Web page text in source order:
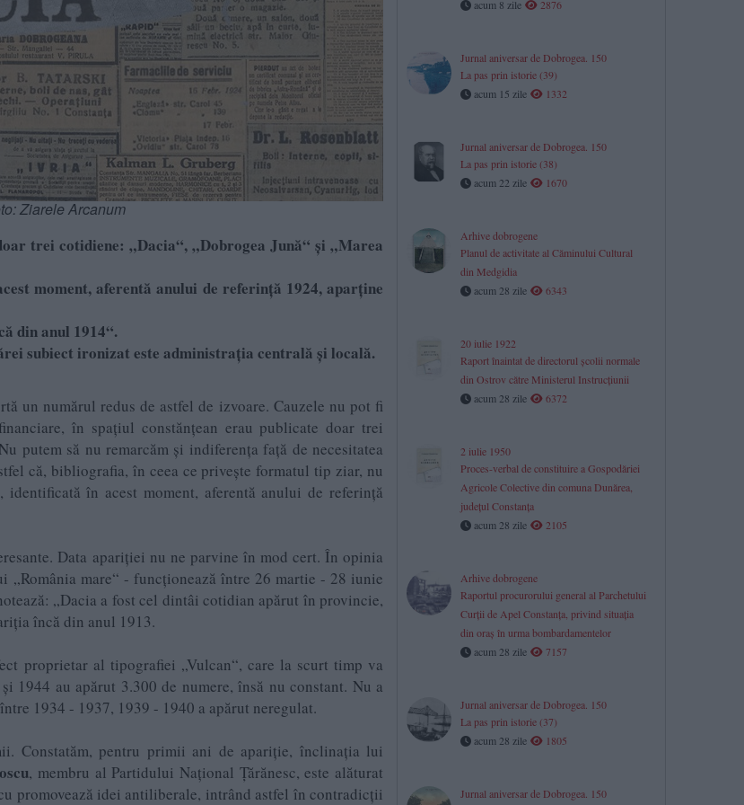
Ziarele Arcanum
trei cotidiene: „Dacia“, „Dobrogea Jună“ și „Marea
moment, aferentă anului de referință 1924, aparține
din anul 1914“.
subiect ironizat este administrația centrală și locală.
un numărul redus de astfel de izvoare. Cauzele nu pot fi
în spațiul constănțean erau publicate doar trei
putem să nu remarcăm și indiferența față de necesitatea
că, bibliografia, în ceea ce privește formatul tip ziar, nu
în acest moment, aferentă anului de referință
Data apariției nu ne parvine în mod cert. În opinia
mare“ - funcționează între 26 martie - 28 iunie
„Dacia a fost cel dintâi cotidian apărut în provincie,
încă din anul 1913.
proprietar al tipografiei „Vulcan“, care la scurt timp va
au apărut 3.300 de numere, însă nu constant. Nu a
1934 - 1937, 1939 - 1940 a apărut neregulat.
Constatăm, pentru primii ani de apariție, înclinația lui
, membru al Partidului Național Țărănesc, este alăturat
promovează idei antiliberale, intrând astfel în contradicții
acum 8 zile 2876
Jurnal aniversar de Dobrogea. 150
La pas prin istorie (39)
acum 15 zile
1332
Jurnal aniversar de Dobrogea. 150
La pas prin istorie (38)
acum 22 zile
1670
Arhive dobrogene
Planul de activitate al Căminului Cultural
din Medgidia
acum 28 zile
6343
20 iulie 1922
Raport înaintat de directorul școlii normale
din Ostrov către Ministerul Instrucțiunii
acum 28 zile
6372
2 iulie 1950
Proces-verbal de constituire a Gospodăriei
Agricole Colective din comuna Dunărea,
județul Constanța
acum 28 zile
2105
Arhive dobrogene
Raportul procurorului general al Parchetului
Curţii de Apel Constanţa, privind situaţia
din oraş în urma bombardamentelor
acum 28 zile
7157
Jurnal aniversar de Dobrogea. 150
La pas prin istorie (37)
acum 28 zile
1805
Jurnal aniversar de Dobrogea. 150